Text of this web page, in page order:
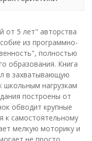
от 5 лет" авторства
из программно-
полностью
образования. Книга
в захватывающую
школьным нагрузкам
построены от
обводит крупные
к самостоятельному
мелкую моторику и